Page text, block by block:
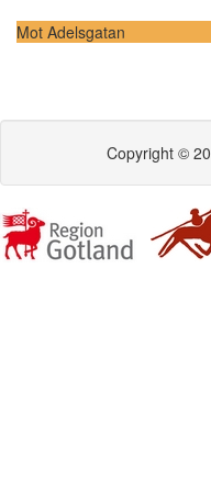
Mot Adelsgatan
Copyright ©